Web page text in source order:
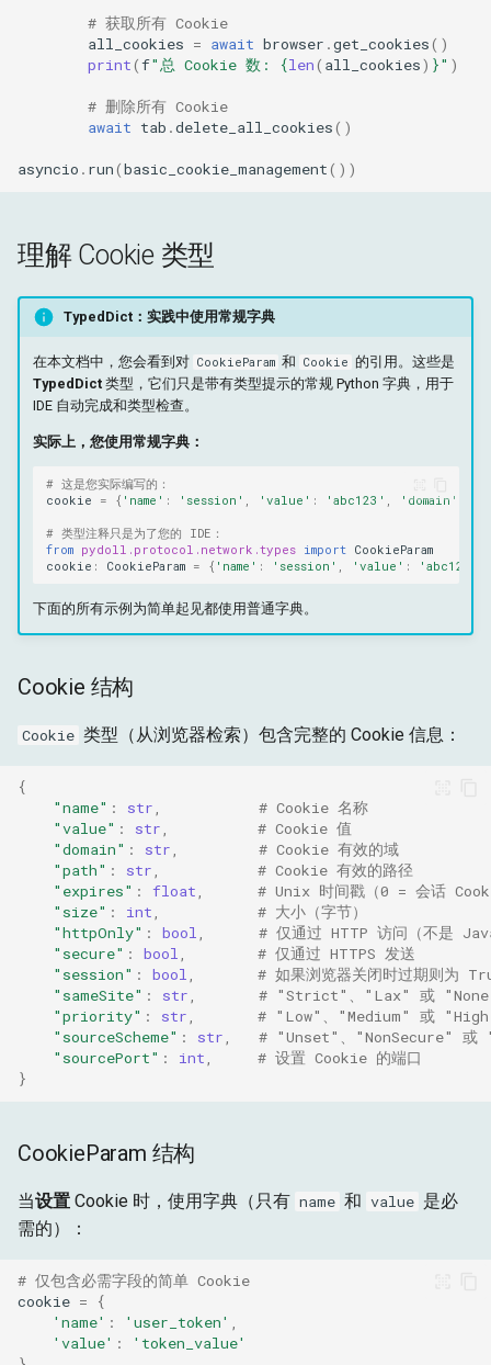
Priority 值
器
另请参阅
# 获取所有 Cookie
all_cookies = await browser .get_cookies()
print(f"总 Cookie 数: {len( all_cookies) }" )
# 删除所有 Cookie
await tab .delete_all_cookies()
asyncio . run(basic_cookie_management())
理解 Cookie 类型
TypedDict：实践中使用常规字典
在本文档中，您会看到对 CookieParam 和 Cookie 的引用。这些是
TypedDict类型，它们只是带有类型提示的常规 Python 字典，用于
IDE 自动完成和类型检查。
实际上，您使用常规字典：
# 这是您实际编写的：
cookie
= { 'name' : 'session' , 'value' : 'abc123' , 'domain'
# 类型注释只是为了您的 IDE：
from pydoll.protocol.network.types import CookieParam
cookie : CookieParam = { 'name' : 'session' , 'value' : 'abc123'
下面的所有示例为简单起见都使用普通字典。
Cookie 结构
Cookie 类型（从浏览器检索）包含完整的 Cookie 信息：
{
"name" : str,
# Cookie 名称
"value" : str,
# Cookie 值
"domain" : str,
# Cookie 有效的域
"path" : str,
# Cookie 有效的路径
"expires" : float,
# Unix 时间戳（0 = 会话
"size" : int,
# 大小（字节）
"httpOnly" : bool,
# 仅通过 HTTP 访问（不是
"secure" : bool,
# 仅通过 HTTPS 发送
"session" : bool,
# 如果浏览器关闭时过期则为
"sameSite" : str,
# "Strict"、"Lax" 或
"priority" : str,
# "Low"、"Medium" 或
"sourceScheme" : str,
# "Unset"、"NonSecure" 或
"sourcePort" : int,
# 设置 Cookie 的端口
}
CookieParam 结构
当设置 Cookie 时，使用字典（只有 name 和 value 是必
需的）：
# 仅包含必需字段的简单 Cookie
cookie =
{
'name' : 'user_token' ,
'value' :
'token_value'